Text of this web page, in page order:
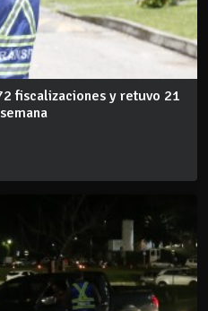
fiscalizaciones y retuvo 21